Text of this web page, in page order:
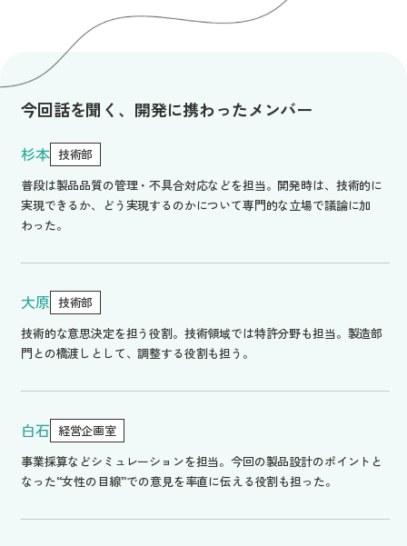
今回話を聞く、開発に携わったメンバー
杉本 技術部
普段は製品品質の管理・不具合対応などを担当。開発時は、技術的に
実現できるか、どう実現するのかについて専門的な立場で議論に加
わった。
大原 技術部
技術的な意思決定を担う役割。技術領域では特許分野も担当。製造部
門との橋渡しとして、調整する役割も担う。
白石 経営企画室
事業採算などシミュレーションを担当。今回の製品設計のポイントと
なった“女性の目線”での意見を率直に伝える役割も担った。